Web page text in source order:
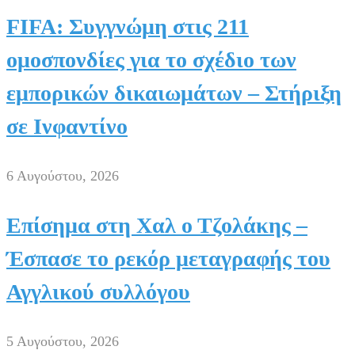
FIFA: Συγγνώμη στις 211
ομοσπονδίες για το σχέδιο των
εμπορικών δικαιωμάτων – Στήριξη
σε Ινφαντίνο
6 Αυγούστου, 2026
Επίσημα στη Χαλ ο Τζολάκης –
Έσπασε το ρεκόρ μεταγραφής του
Αγγλικού συλλόγου
5 Αυγούστου, 2026